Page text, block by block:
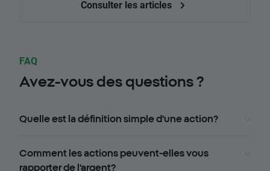
Consulter les articles
FAQ
Avez-vous des questions ?
Quelle est la définition simple d'une action?
Comment les actions peuvent-elles vous
rapporter de l'argent?